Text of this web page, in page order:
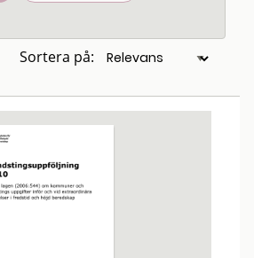
Sortera på: